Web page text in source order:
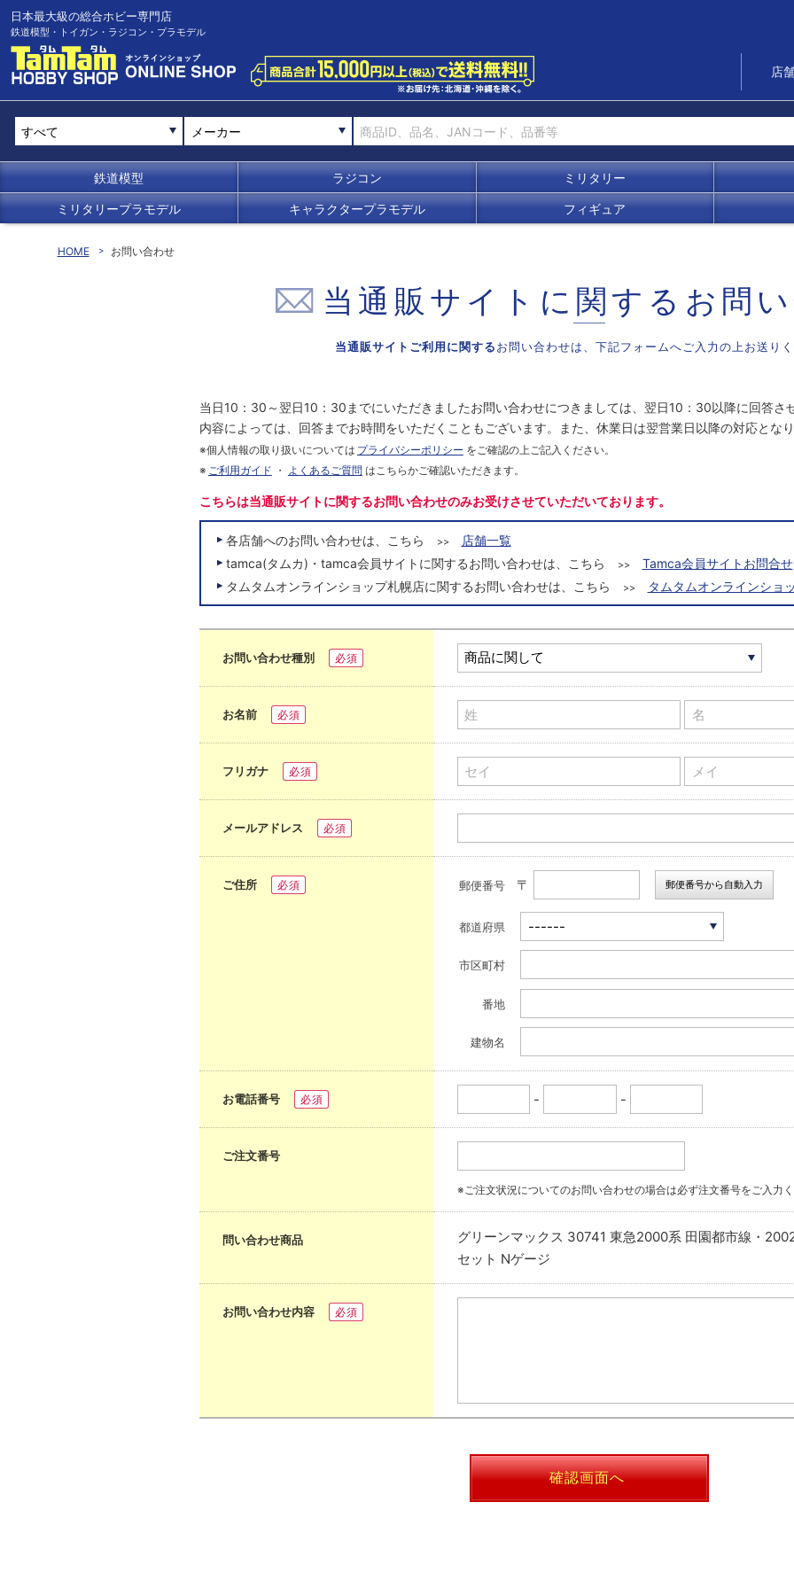
日本最大級の総合ホビー専門店
鉄道模型・トイガン・ラジコン・プラモデル
店
メーカー
鉄道模型 ラジコン ミリタリー
ミリタリープラモデル キャラクタープラモデル フィギュア
HOME お問い合わせ
当通販サイトに関する お問
当通販サイトご利用に関するお問い合わせは、 下記フォームへご入力の上お送り
当日10：30～翌日10：30までにいただきましたお問い合わせにつきましては、翌日10：30以降に回答さ
内容によっては、回答までお時間をいただくこともございます。また、休業日は翌営業日以降の対応とな
※個人情報の取り扱いについては プライバシーポリシー をご確認の上ご記入ください。
※ ご利用ガイド ・ よくあるご質問 はこちらかご確認いただきます。
こちらは当通販サイトに関するお問い合わせのみお受けさせていただいております。
各店舗へのお問い合わせは、こちら >>
店舗一覧
tamca(タムカ)・tamca会員サイトに関するお問い合わせは、こちら
>>
Tamca会員サイトお問合せ
タムタムオンラインショップ札幌店に関するお問い合わせは、こちら
>> タムタムオンラインショ
お問い合わせ種別 必須
お名前 必須
フリガナ 必須
メールアドレス 必須
ご住所 必須 郵便番号 〒 郵便番号から自動入力
都道府県
市区町村
番地
建物名
お電話番号 必須 - -
ご注文番号
※ご注文状況についてのお問い合わせの場合は必ず注文番号をご入力
問い合わせ商品
グリーンマックス 30741 東急2000系 田園都市線・
セット Nゲージ
お問い合わせ内容 必須
確認画面へ